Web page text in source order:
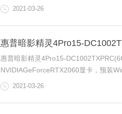
办？
2021-03-26
惠普暗影精灵4Pro15-
惠普暗影精灵4Pro15-
NVIDIAGeForceRTX2060显卡，预装
DC1002TXPRC笔记本怎么一键重装
2021-03-26